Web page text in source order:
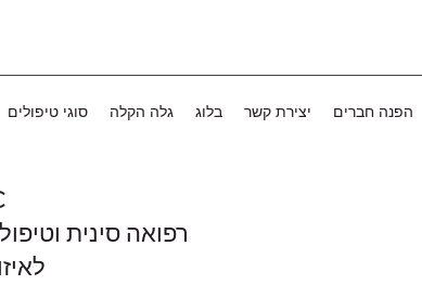
רפואה סינית
סוגי טיפולים גלה הקלה בלוג יצירת קשר הפנה חברים